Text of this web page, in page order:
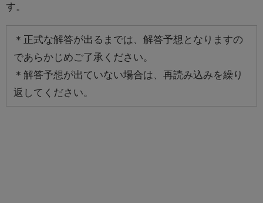
す。
＊正式な解答が出るまでは、解答予想となりますの
であらかじめご了承ください。
＊解答予想が出ていない場合は、再読み込みを繰り
返してください。